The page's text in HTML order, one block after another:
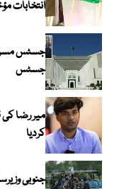
انتخابات
جسٹس مسرت
جسٹس
میر رضا کی
کردیا
جنوبی